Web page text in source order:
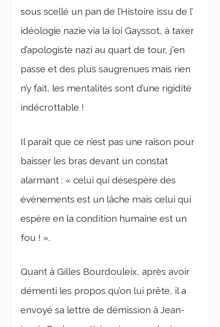
sous scellé un pan de l’Histoire issu de l’
idéologie nazie via la loi Gayssot, à taxer
d’apologiste nazi au quart de tour, j‘en
passe et des plus saugrenues mais rien
n’y fait, les mentalités sont d’une rigidité
indécrottable !
Il paraît que ce n’est pas une raison pour
baisser les bras devant un constat
alarmant : « celui qui désespère des
évènements est un lâche mais celui qui
espère en la condition humaine est un
fou ! ».
Quant à Gilles Bourdouleix, après avoir
démenti les propos qu’on lui prête, il a
envoyé sa lettre de démission à Jean-